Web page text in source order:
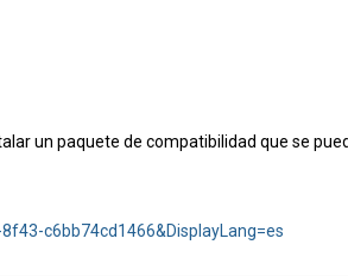
un paquete de compatibilidad que se
c6bb74cd1466&DisplayLang=es